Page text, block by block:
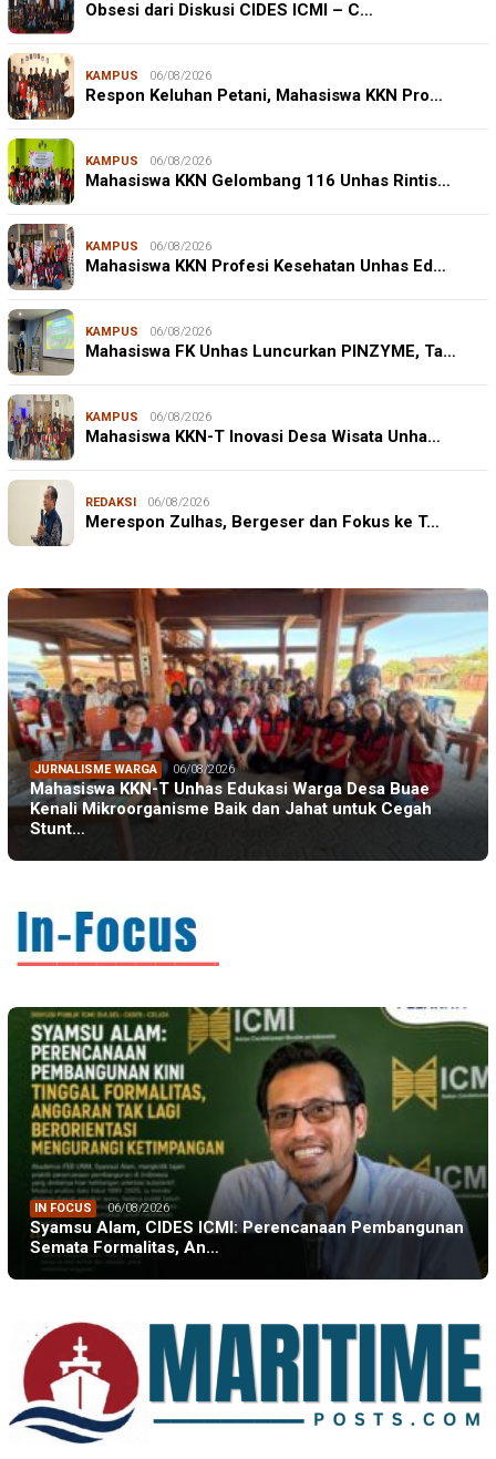
Obsesi dari Diskusi CIDES ICMI – C…
KAMPUS 06/08/2026
Respon Keluhan Petani, Mahasiswa KKN Pro…
KAMPUS 06/08/2026
Mahasiswa KKN Gelombang 116 Unhas Rintis…
KAMPUS 06/08/2026
Mahasiswa KKN Profesi Kesehatan Unhas Ed…
KAMPUS 06/08/2026
Mahasiswa FK Unhas Luncurkan PINZYME, Ta…
KAMPUS 06/08/2026
Mahasiswa KKN-T Inovasi Desa Wisata Unha…
REDAKSI 06/08/2026
Merespon Zulhas, Bergeser dan Fokus ke T…
JURNALISME WARGA 06/08/2026
Mahasiswa KKN-T Unhas Edukasi Warga Desa Buae
Kenali Mikroorganisme Baik dan Jahat untuk Cegah
Stunt…
IN FOCUS 06/08/2026
Syamsu Alam, CIDES ICMI: Perencanaan Pembangunan
Semata Formalitas, An…